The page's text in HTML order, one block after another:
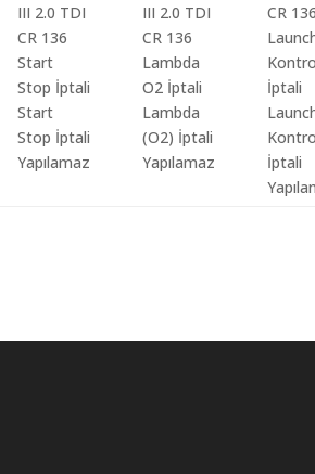
Start
Stop İptali
Yapılamaz
Lambda
(O2) İptali
Yapılamaz
İptali